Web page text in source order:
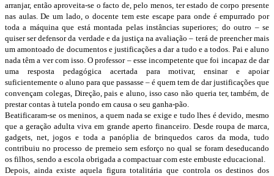
arranjar, então aproveita-se o facto de, pelo menos, ter estado de corpo presente
nas aulas. De um lado, o docente tem este escape para onde é empurrado por
toda a máquina que está montada pelas instâncias superiores; do outro – se
quiser ser defensor da verdade e da justiça na avaliação – terá de preencher mais
um amontoado de documentos e justificações a dar a tudo e a todos. Pai e aluno
nada têm a ver com isso. O professor – esse incompetente que foi incapaz de dar
uma resposta pedagógica acertada para motivar, ensinar e apoiar
suficientemente o aluno para que passasse – é quem tem de dar justificações que
convençam colegas, Direção, pais e aluno, isso caso não queria ter, também, de
prestar contas à tutela pondo em causa o seu ganha-pão.
Beatificaram-se os meninos, a quem nada se exige e tudo lhes é devido, mesmo
que a geração adulta viva em grande aperto financeiro. Desde roupa de marca,
gadgets, net, jogos e toda a panóplia de brinquedos caros da moda, tudo
contribuiu no processo de premeio sem esforço no qual se foram deseducando
os filhos, sendo a escola obrigada a compactuar com este embuste educacional.
Depois, ainda existe aquela figura totalitária que controla os destinos dos